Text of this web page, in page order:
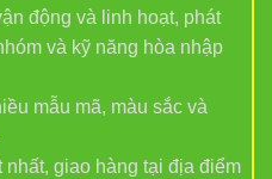
động và linh hoạt, phát
và kỹ năng hòa nhập
mẫu mã, màu sắc và
nhất, giao hàng tại địa điểm